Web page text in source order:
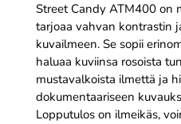
Street Candy ATM400 on
tarjoaa vahvan kontrastin
kuvailmeen. Se sopii
haluaa kuviinsa rosoista
mustavalkoista ilmettä ja
dokumentaariseen
Lopputulos on ilmeikäs,